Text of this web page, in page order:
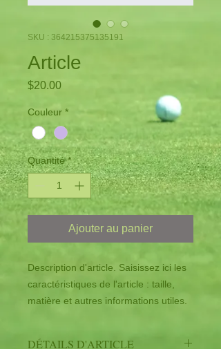
SKU : 364215375135191
Article
$20.00Prix
Couleur *
Quantité *
Ajouter au panier
Description d'article. Saisissez ici les
caractéristiques de l'article : taille,
matière et autres informations utiles.
DÉTAILS D'ARTICLE